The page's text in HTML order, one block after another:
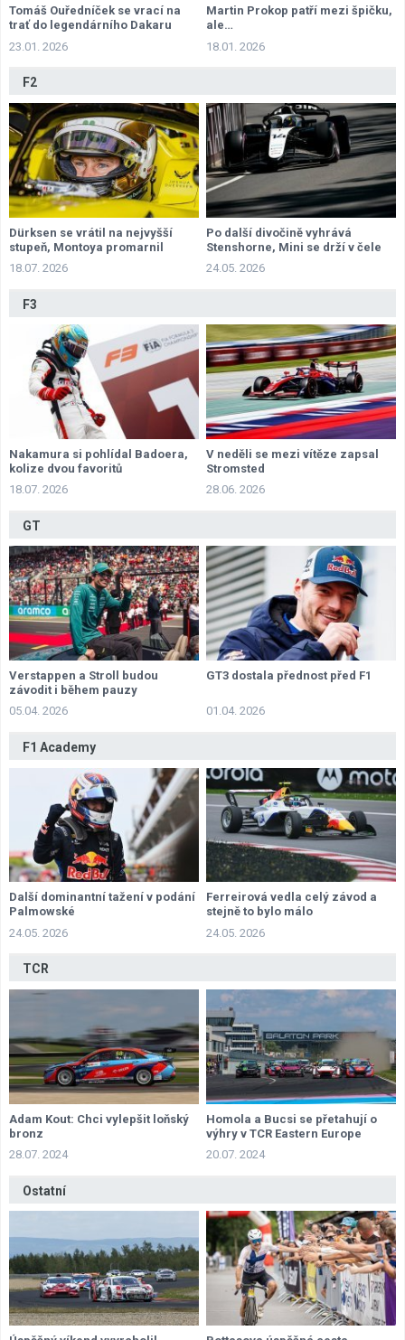
Tomáš Ouředníček se vrací na
trať do legendárního Dakaru
23.01. 2026
Martin Prokop patří mezi špičku,
ale…
18.01. 2026
F2
Dürksen se vrátil na nejvyšší
stupeň, Montoya promarnil
příležitost
18.07. 2026
Po další divočině vyhrává
Stenshorne, Mini se drží v čele
šampionátu
24.05. 2026
F3
Nakamura si pohlídal Badoera,
kolize dvou favoritů
18.07. 2026
V neděli se mezi vítěze zapsal
Stromsted
28.06. 2026
GT
Verstappen a Stroll budou
závodit i během pauzy
05.04. 2026
GT3 dostala přednost před F1
01.04. 2026
F1 Academy
Další dominantní tažení v podání
Palmowské
24.05. 2026
Ferreirová vedla celý závod a
stejně to bylo málo
24.05. 2026
TCR
Adam Kout: Chci vylepšit loňský
bronz
28.07. 2024
Homola a Bucsi se přetahují o
výhry v TCR Eastern Europe
20.07. 2024
Ostatní